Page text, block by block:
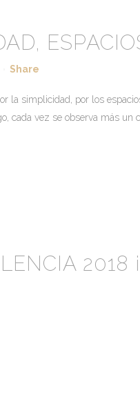
Share
la simplicidad, por los
cada vez se observa más un
2018